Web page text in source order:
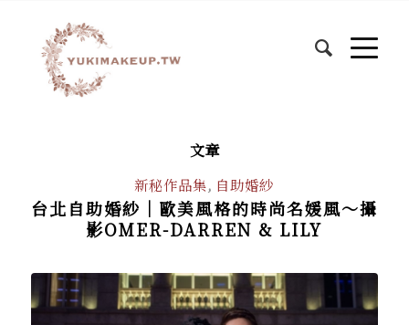
文章
新秘作品集, 自助婚紗
台北自助婚紗│歐美風格的時尚名媛風～攝
影OMER-DARREN & LILY